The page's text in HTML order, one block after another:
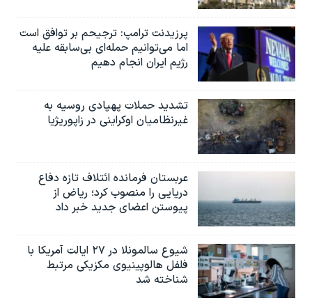
پرزیدنت ترامپ: ترجیحم بر توافق است
اما می‌توانیم حمله‌ای بی‌سابقه علیه
رژیم ایران انجام دهیم
تشدید حملات پهپادی روسیه به
غیرنظامیان اوکراینی در زاپوریژیا
عربستان فرمانده ائتلاف تازه دفاع
دریایی را منصوب کرد؛ ریاض از
پیوستن اعضای جدید خبر داد
شیوع سالمونلا در ۲۷ ایالت آمریکا با
فلفل هالوپینیوی مکزیکی مرتبط
شناخته شد